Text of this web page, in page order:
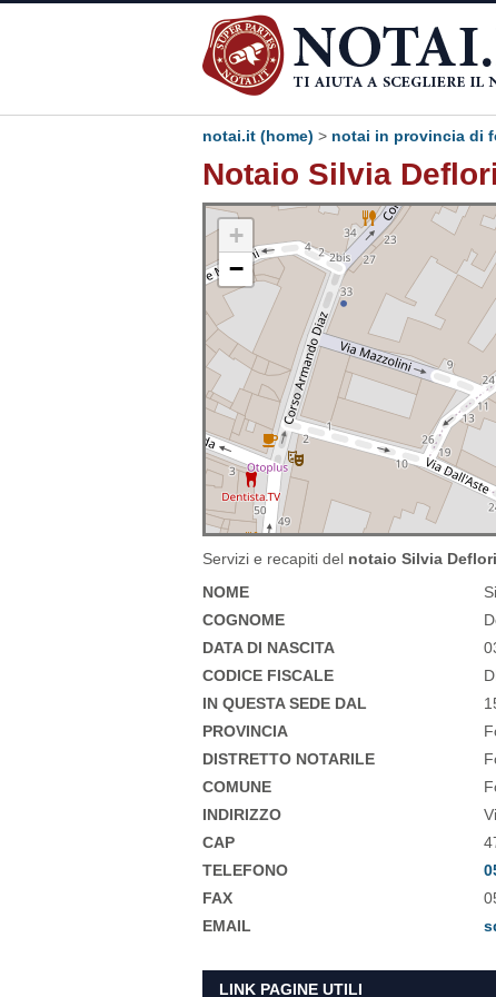
notai.it (home) > notai in provincia di
Notaio Silvia
+
−
Servizi e recapiti del notaio Silvia
NOME
COGNOME
DATA DI NASCITA
CODICE FISCALE
IN QUESTA SEDE DAL
PROVINCIA
DISTRETTO NOTARILE
COMUNE
INDIRIZZO
CAP
TELEFONO
FAX
EMAIL
LINK PAGINE UTILI